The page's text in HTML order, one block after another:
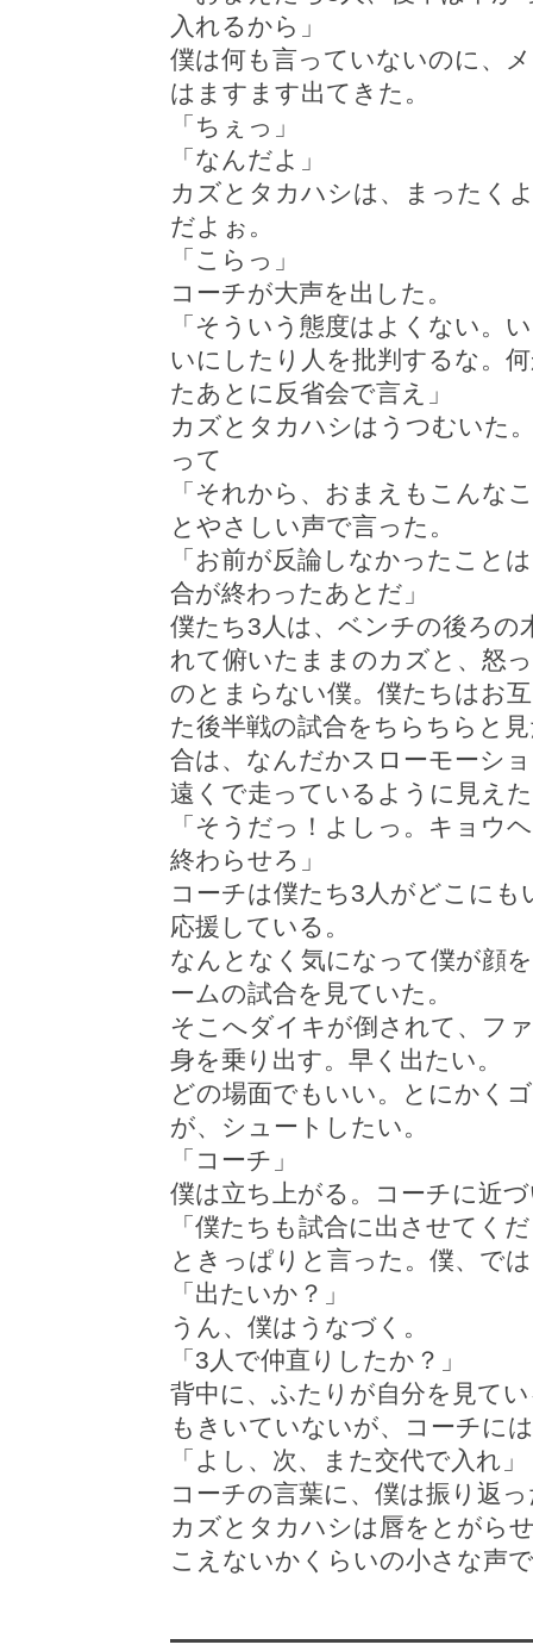
入れるから」
僕は何も言っていないのに、
はますます出てきた。
「ちぇっ」
「なんだよ」
カズとタカハシは、まったく
だよぉ。
「こらっ」
コーチが大声を出した。
「そういう態度はよくない。
いにしたり人を批判するな。
たあとに反省会で言え」
カズとタカハシはうつむいた
って
「それから、おまえもこんな
とやさしい声で言った。
「お前が反論しなかったこと
合が終わったあとだ」
僕たち3人は、ベンチの後ろの
れて俯いたままのカズと、怒
のとまらない僕。僕たちはお
た後半戦の試合をちらちらと
合は、なんだかスローモーシ
遠くで走っているように見え
「そうだっ！よしっ。キョウ
終わらせろ」
コーチは僕たち3人がどこに
応援している。
なんとなく気になって僕が顔
ームの試合を見ていた。
そこへダイキが倒されて、フ
身を乗り出す。早く出たい。
どの場面でもいい。とにかく
が、シュートしたい。
「コーチ」
僕は立ち上がる。コーチに近
「僕たちも試合に出させてく
ときっぱりと言った。僕、で
「出たいか？」
うん、僕はうなづく。
「3人で仲直りしたか？」
背中に、ふたりが自分を見て
もきいていないが、コーチに
「よし、次、また交代で入れ」
コーチの言葉に、僕は振り返
カズとタカハシは唇をとがら
こえないかくらいの小さな声